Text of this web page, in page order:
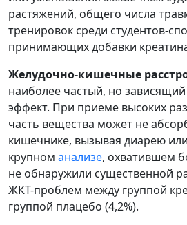
растяжений, общего числа
тренировок среди студентов-
принимающих добавки
Желудочно-кишечные
наиболее частый, но
эффект. При приеме высоких
часть вещества может не
кишечнике, вызывая диарею
крупном анализе, охватившем
не обнаружили существенной
ЖКТ-проблем между группой
группой плацебо (4,2%).